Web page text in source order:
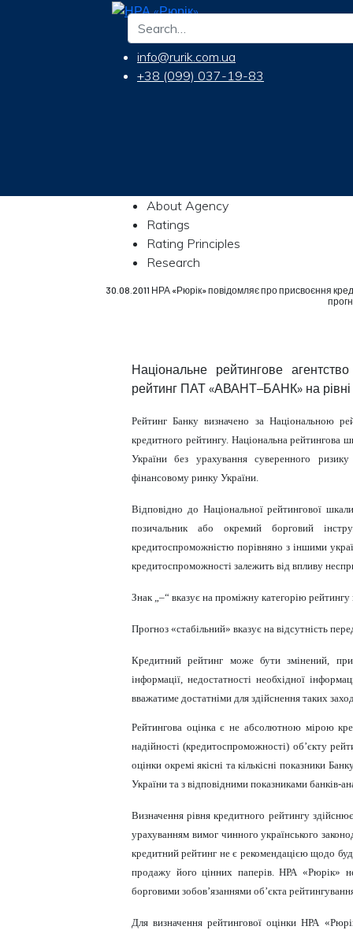
info@rurik.com.ua
+38 (099) 037-19-83
About Agency
Ratings
Rating Principles
Research
30.08.2011 НРА «Рюрік» повідомляє про присвоєння
Національне рейтингове
рейтинг ПАТ «АВАНТ–БАНК» на рівні
Рейтинг Банку визначено за Національною
кредитного рейтингу. Національна рейтингова
України без урахування суверенного
фінансовому ринку України.
Відповідно до Національної рейтингової
позичальник або окремий борговий
кредитоспроможністю порівняно з іншими
кредитоспроможності залежить від впливу
Знак „ –“ вказує на проміжну категорію
Прогноз «стабільний» вказує на відсутність
Кредитний рейтинг може бути змінений,
інформації, недостатності необхідної
вважатиме достатніми для здійснення таких
Рейтингова оцінка є не абсолютною мірою
надійності (кредитоспроможності) об’єкту
оцінки окремі якісні та кількісні показники
України та з відповідними показниками банків-
Визначення рівня кредитного рейтингу
урахуванням вимог чинного українського
кредитний рейтинг не є рекомендацією щодо
продажу його цінних паперів. НРА «Рюрік»
борговими зобов’язаннями об’єкта
Для визначення рейтингової оцінки НРА